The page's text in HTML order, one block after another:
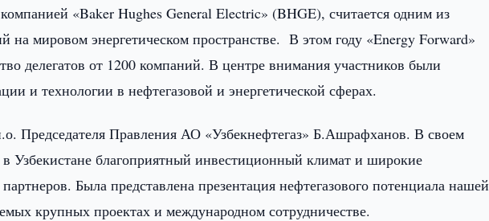
«Baker Hughes General Electric» (BHGE), считается одним из
на мировом энергетическом пространстве. В этом году «Energy Forward»
делегатов от 1200 компаний. В центре внимания участников были
и технологии в нефтегазовой и энергетической сферах.
Председателя Правления АО «Узбекнефтегаз» Б.Ашрафханов. В своем
Узбекистане благоприятный инвестиционный климат и широкие
Была представлена презентация нефтегазового потенциала нашей
крупных проектах и международном сотрудничестве.